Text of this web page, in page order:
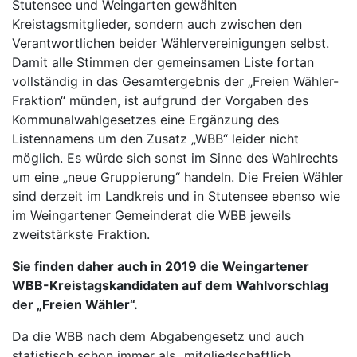
Stutensee und Weingarten gewählten
Kreistagsmitglieder, sondern auch zwischen den
Verantwortlichen beider Wählervereinigungen selbst.
Damit alle Stimmen der gemeinsamen Liste fortan
vollständig in das Gesamtergebnis der „Freien Wähler-
Fraktion“ münden, ist aufgrund der Vorgaben des
Kommunalwahlgesetzes eine Ergänzung des
Listennamens um den Zusatz „WBB“ leider nicht
möglich. Es würde sich sonst im Sinne des Wahlrechts
um eine „neue Gruppierung“ handeln. Die Freien Wähler
sind derzeit im Landkreis und in Stutensee ebenso wie
im Weingartener Gemeinderat die WBB jeweils
zweitstärkste Fraktion.
Sie finden daher auch in 2019 die Weingartener
WBB-Kreistagskandidaten auf dem Wahlvorschlag
der „Freien Wähler“.
Da die WBB nach dem Abgabengesetz und auch